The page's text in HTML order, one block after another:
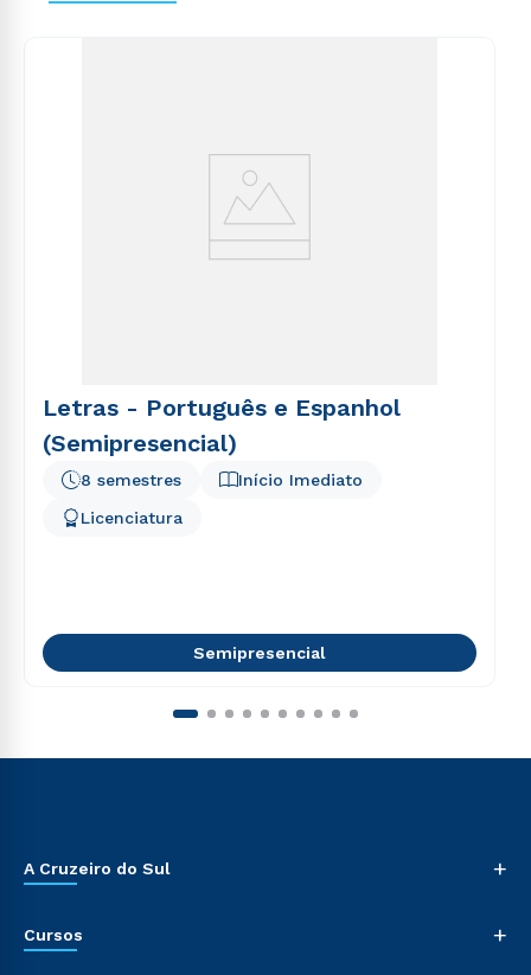
Letras - Português e Espanhol
(Semipresencial)
Início Imediato
8 semestres
Licenciatura
Semipresencial
A Cruzeiro do Sul +
Cursos +